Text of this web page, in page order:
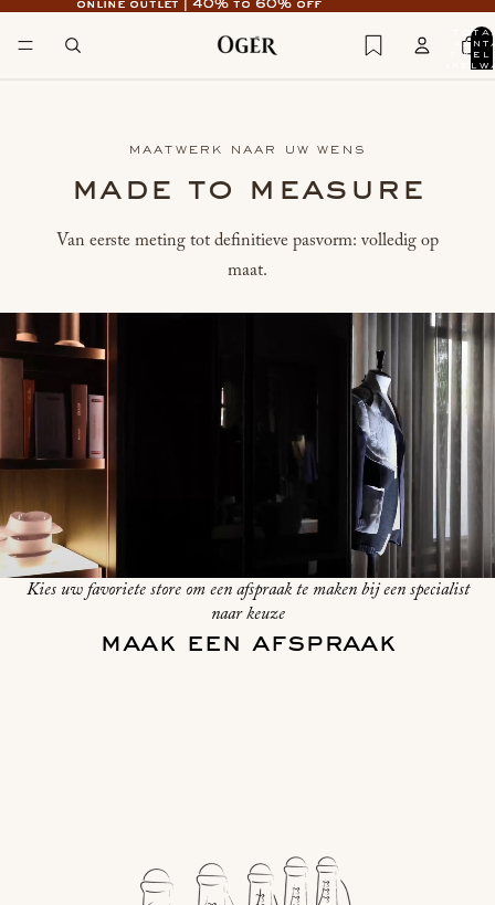
online outlet | 40% to 60% off
online outlet | 40% to 60% off
MAATWERK NAAR UW WENS
made to measure
Van eerste meting tot definitieve pasvorm: volledig op
maat.
Kies uw favoriete store om een afspraak te maken bij een specialist
naar keuze
maak een afspraak